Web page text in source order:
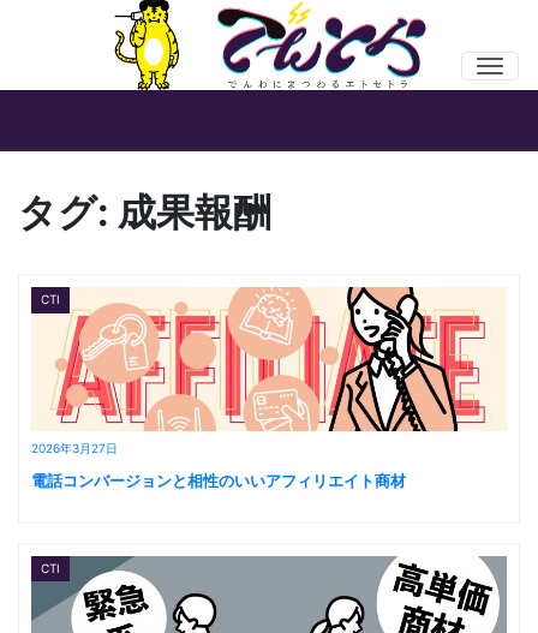
タグ: 成果報酬
2026年3月27日
CTI
電話コンバージョンと相性のいいアフィリエイト商材
CTI